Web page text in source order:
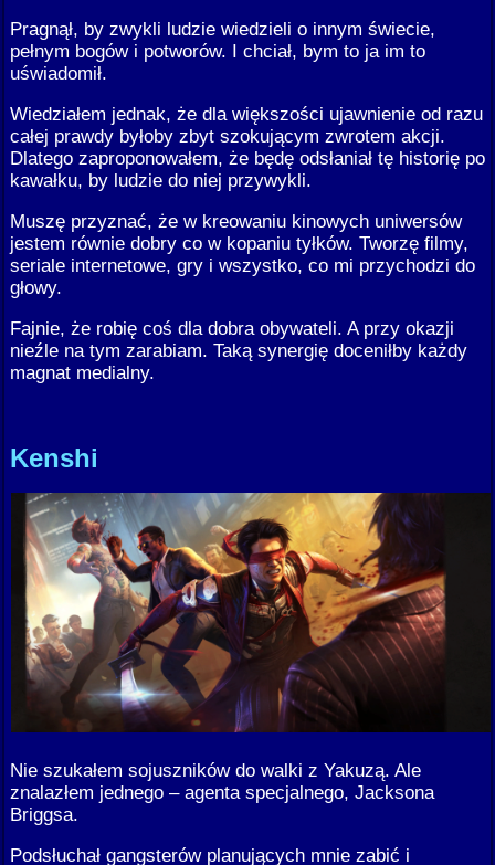
Pragnął, by zwykli ludzie wiedzieli o innym świecie,
pełnym bogów i potworów. I chciał, bym to ja im to
uświadomił.
Wiedziałem jednak, że dla większości ujawnienie od razu
całej prawdy byłoby zbyt szokującym zwrotem akcji.
Dlatego zaproponowałem, że będę odsłaniał tę historię po
kawałku, by ludzie do niej przywykli.
Muszę przyznać, że w kreowaniu kinowych uniwersów
jestem równie dobry co w kopaniu tyłków. Tworzę filmy,
seriale internetowe, gry i wszystko, co mi przychodzi do
głowy.
Fajnie, że robię coś dla dobra obywateli. A przy okazji
nieźle na tym zarabiam. Taką synergię doceniłby każdy
magnat medialny.
Kenshi
Nie szukałem sojuszników do walki z Yakuzą. Ale
znalazłem jednego – agenta specjalnego, Jacksona
Briggsa.
Podsłuchał gangsterów planujących mnie zabić i